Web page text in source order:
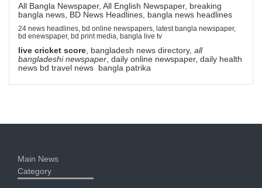
All Bangla Newspaper, All English Newspaper, breaking
bangla news, BD News Headlines, bangla news headlines
24 news headlines, bd online newspapers, latest bangla newspaper,
bd enewspaper, bd print media, bangla live tv
live cricket score , bangladesh news directory, all
bangladeshi newspaper , daily online newspaper, daily health
news bd travel news bangla patrika
Main News
Category